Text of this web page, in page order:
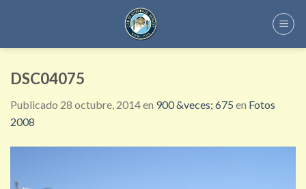
DSC04075
Publicado 28 octubre, 2014en 900 &veces; 675 en Fotos
2008